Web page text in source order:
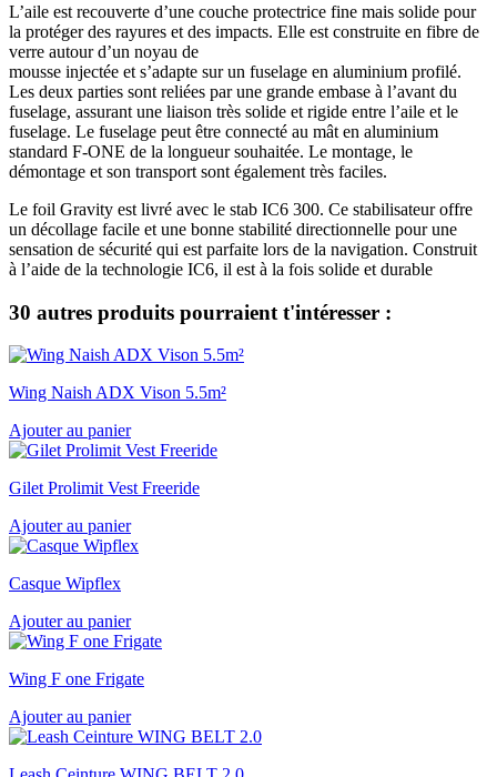
L’aile est recouverte d’une couche protectrice fine mais solide pour
la protéger des rayures et des impacts. Elle est construite en fibre de
verre autour d’un noyau de
mousse injectée et s’adapte sur un fuselage en aluminium profilé.
Les deux parties sont reliées par une grande embase à l’avant du
fuselage, assurant une liaison très solide et rigide entre l’aile et le
fuselage. Le fuselage peut être connecté au mât en aluminium
standard F-ONE de la longueur souhaitée. Le montage, le
démontage et son transport sont également très faciles.
Le foil Gravity est livré avec le stab IC6 300. Ce stabilisateur offre
un décollage facile et une bonne stabilité directionnelle pour une
sensation de sécurité qui est parfaite lors de la navigation. Construit
à l’aide de la technologie IC6, il est à la fois solide et durable
30 autres produits pourraient t'intéresser :
Wing Naish ADX Vison 5.5m²
Ajouter au panier
Gilet Prolimit Vest Freeride
Ajouter au panier
Casque Wipflex
Ajouter au panier
Wing F one Frigate
Ajouter au panier